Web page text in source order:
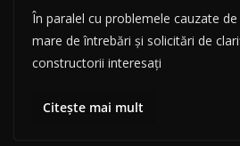
În paralel cu problemele cauzate
mare de întrebări şi solicitări de
constructorii interesaţi
Citește mai mult